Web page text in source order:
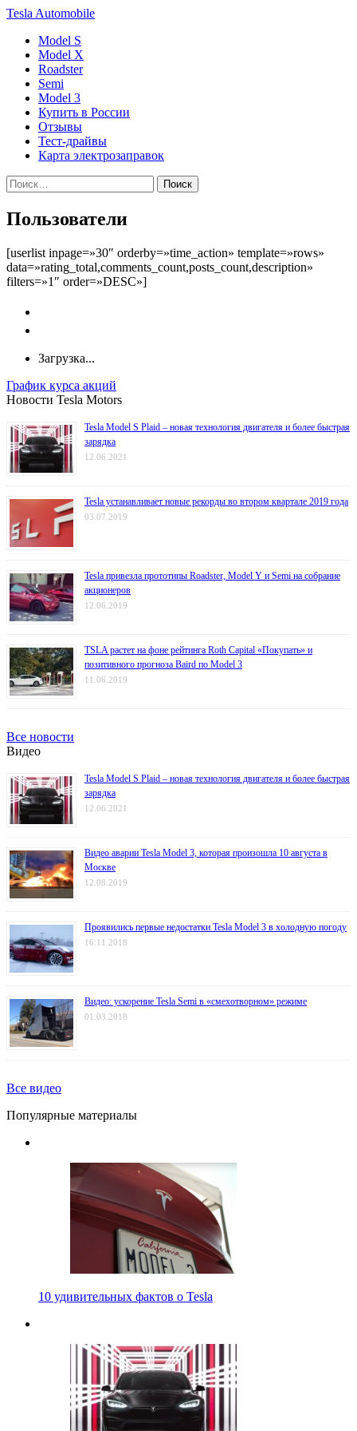
Tesla Automobile
Model S
Model X
Roadster
Semi
Model 3
Купить в России
Отзывы
Тест-драйвы
Карта электрозаправок
Пользователи
[userlist inpage=»30″ orderby=»time_action» template=»rows»
data=»rating_total,comments_count,posts_count,description»
filters=»1″ order=»DESC»]
Загрузка...
График курса акций
Новости Tesla Motors
Tesla Model S Plaid – новая технология двигателя и более быстрая
зарядка
12.06.2021
Tesla устанавливает новые рекорды во втором квартале 2019 года
03.07.2019
Tesla привезла прототипы Roadster, Model Y и Semi на собрание
акционеров
12.06.2019
TSLA растет на фоне рейтинга Roth Capital «Покупать» и
позитивного прогноза Baird по Model 3
11.06.2019
Все новости
Видео
Tesla Model S Plaid – новая технология двигателя и более быстрая
зарядка
12.06.2021
Видео аварии Tesla Model 3, которая произошла 10 августа в
Москве
12.08.2019
Проявились первые недостатки Tesla Model 3 в холодную погоду
16.11.2018
Видео: ускорение Tesla Semi в «смехотворном» режиме
01.03.2018
Все видео
Популярные материалы
10 удивительных фактов о Tesla